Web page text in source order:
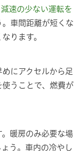
速の少ない運転を
車間距離が短くな
ります。
にアクセルから足
うことで、燃費が
暖房のみ必要な場
う。車内の冷やし